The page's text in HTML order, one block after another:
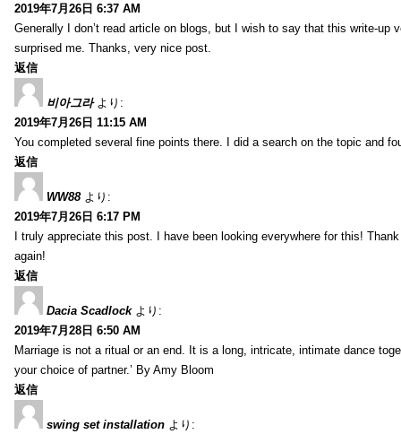
2019年7月26日 6:37 AM
Generally I don’t read article on blogs, but I wish to say that this write-
surprised me. Thanks, very nice post.
返信
비아그라 より:
2019年7月26日 11:15 AM
You completed several fine points there. I did a search on the topic and
返信
WW88 より:
2019年7月26日 6:17 PM
I truly appreciate this post. I have been looking everywhere for this!
again!
返信
Dacia Scadlock より:
2019年7月28日 6:50 AM
Marriage is not a ritual or an end. It is a long, intricate, intimate dance
your choice of partner.’ By Amy Bloom
返信
swing set installation より: